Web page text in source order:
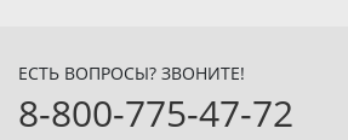
ЕСТЬ ВОПРОСЫ? ЗВОНИТЕ!
8-800-775-47-72